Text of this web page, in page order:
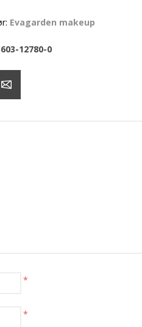
Evagarden makeup
12780-0
*
*